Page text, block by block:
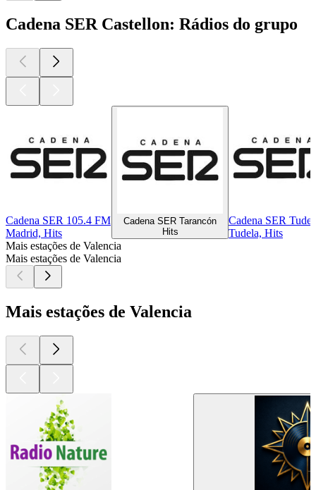
Cadena SER Castellon: Rádios do grupo
Cadena SER 105.4 FM
Madrid, Hits
Cadena SER Tarancón
Hits
Cadena SER
Tudela, Hits
Mais estações de Valencia
Mais estações de Valencia
Mais estações de Valencia